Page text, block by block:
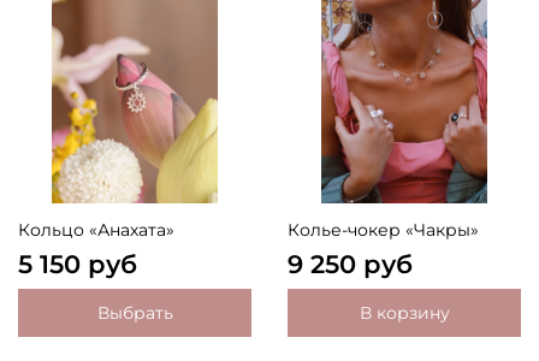
Кольцо «Анахата»
5 150 руб
Выбрать
Колье-чокер «Чакры»
9 250 руб
В корзину